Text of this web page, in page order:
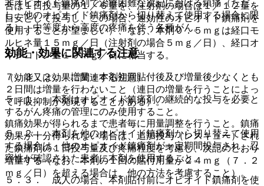
非オピオイド鎮痛剤で治療困難な次記における鎮痛（ただ
し、他のオピオイド鎮痛剤から切り替えて使用する場合に限
る）：中等度から高度の疼痛を伴う各種がん。
効能・効果に関連する注意
（効能又は効果に関連する注意）
５．１． 本剤はオピオイド鎮痛剤の継続的な投与を必要と
するがん疼痛の管理にのみ使用すること。
５．２． 本剤を他のオピオイド鎮痛剤から切り替えて使用
する場合は、他のオピオイド鎮痛剤が一定期間投与され、忍
容性が確認された患者に本剤を使用すること。
５．３． 成人の場合、本剤貼付前にオピオイド鎮痛剤を使
合は１日投与量の１／６量を、注射剤の場合は１／１２量を
目安として投与し、この場合、速効性のオピオイド鎮痛剤を
使用することが望ましい）、なお、本剤０．５ｍｇは経口モ
ルヒネ量１５ｍｇ／日（注射剤の場合５ｍｇ／日）、経口オ
キシコドン量１０ｍｇ／日に相当する。
７．３．２． 増量：本剤初回貼付後及び増量後少なくとも
２日間は増量を行わないこと（連日の増量を行うことによっ
て呼吸抑制が発現することがある）。
鎮痛効果が得られるまで患者毎に用量調整を行うこと。鎮痛
効果が十分得られない場合は、追加投与（レスキュー）され
た鎮痛剤の１日投与量及び疼痛程度を考慮し、次記のとおり
増量する（なお、本剤の１回の貼付用量が２４ｍｇ（７．２
ｍｇ／日）を超える場合は、他の方法を考慮すること）。